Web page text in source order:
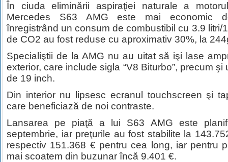
În ciuda eliminării aspiraţiei naturale a
Mercedes S63 AMG este mai economic
înregistrând un consum de combustibil cu 3.9 litri/
de CO2 au fost reduse cu aproximativ 30%, la
Specialiştii de la AMG nu au uitat să işi lase
exterior, care include sigla “V8 Biturbo”, precum
de 19 inch.
Din interior nu lipsesc ecranul touchscreen şi
care beneficiază de noi contraste.
Lansarea pe piaţă a lui S63 AMG este
septembrie, iar preţurile au fost stabilite la
respectiv 151.368 € pentru cea long, iar pentru
mai scoatem din buzunar încă 9.401 €.